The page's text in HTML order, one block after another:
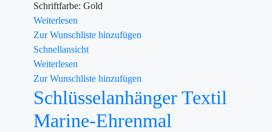
Schriftfarbe: Gold
Weiterlesen
Zur Wunschliste hinzufügen
Schnellansicht
Weiterlesen
Zur Wunschliste hinzufügen
Schlüsselanhänger Textil
Marine-Ehrenmal